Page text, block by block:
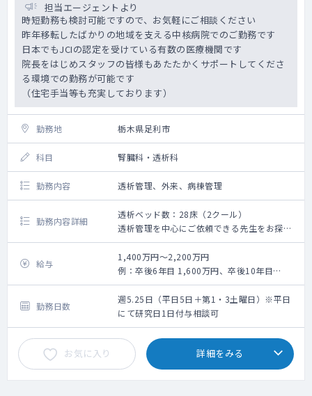
担当エージェントより
時短勤務も検討可能ですので、お気軽にご相談ください
昨年移転したばかりの地域を支える中核病院でのご勤務です
日本でもJCIの認定を受けている有数の医療機関です
院長をはじめスタッフの皆様もあたたかくサポートしてくださ
る環境での勤務が可能です
（住宅手当等も充実しております）
勤務地 栃木県足利市
科目 腎臓科・透析科
勤務内容 透析管理、外来、病棟管理
勤務内容詳細
透析ベッド数：28床（2クール）
透析管理を中心にご依頼できる先生をお探し
しています
※病棟管理や外来については先生のご希望に
添って調整可能です
看護師・技師の手厚いフォローがある環境で
す
給与
1,400万円～2,200万円
例：卒後6年目 1,600万円、卒後10年目
1,800万円、卒後21年目 2,050万円
勤務日数
週5.25日（平日5日＋第1・3土曜日）※平日
にて研究日1日付与相談可
お気に入り 詳細をみる